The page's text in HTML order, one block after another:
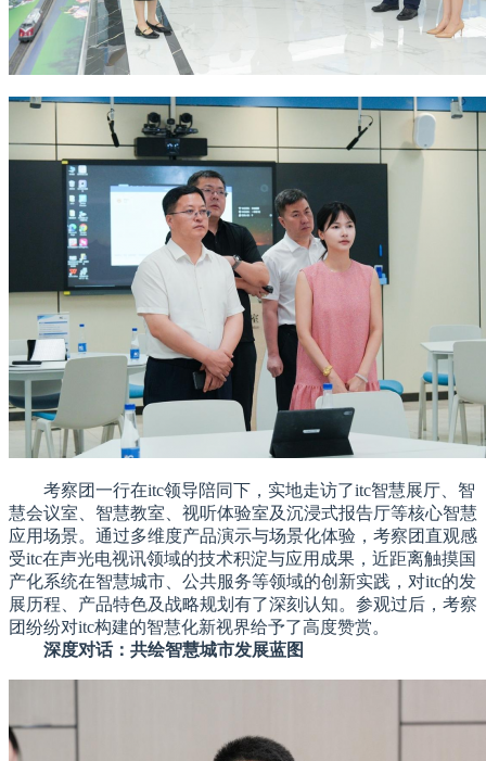
考察团一行在itc领导陪同下，实地走访了itc智慧展厅、智
慧会议室、智慧教室、视听体验室及沉浸式报告厅等核心智慧
应用场景。通过多维度产品演示与场景化体验，考察团直观感
受itc在声光电视讯领域的技术积淀与应用成果，近距离触摸国
产化系统在智慧城市、公共服务等领域的创新实践，对itc的发
展历程、产品特色及战略规划有了深刻认知。参观过后，考察
团纷纷对itc构建的智慧化新视界给予了高度赞赏。
深度对话：共绘智慧城市发展蓝图